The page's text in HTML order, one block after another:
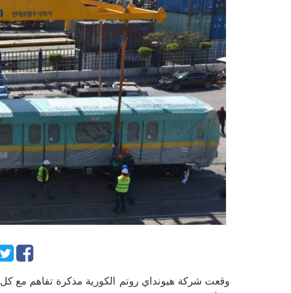
وقعت شركة هيونداي روتم الكورية مذكرة تفاهم مع